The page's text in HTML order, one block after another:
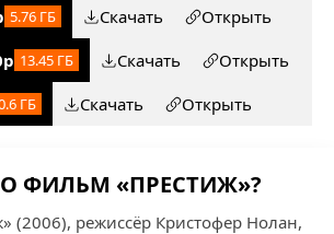
5.76 ГБ Скачать
Открыть
13.45 ГБ Скачать
Открыть
ГБ Скачать Открыть
ФИЛЬМ «ПРЕСТИЖ»?
(2006), режиссёр Кристофер Нолан,